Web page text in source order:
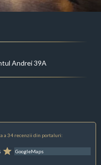
Andrei 39A
a 34 recenzii din portaluri:
GoogleMaps